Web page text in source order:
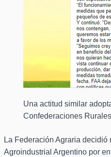
Una actitud similar
Confederaciones
La Federación Agraria
Agroindustrial Argentino por